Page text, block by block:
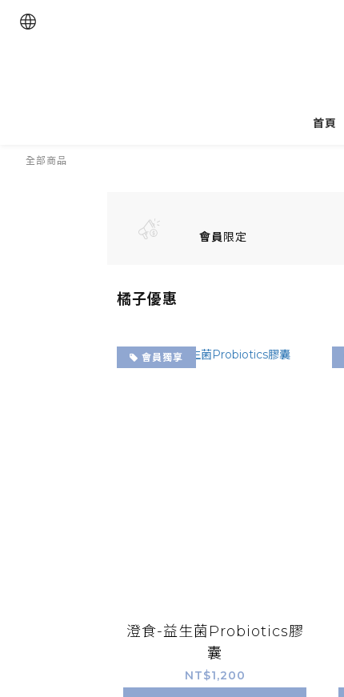
首頁
全部商品
會員限定
橘子優惠
會員獨享
澄食-益生菌Probiotics膠
囊
NT$1,200